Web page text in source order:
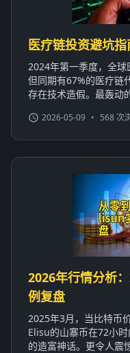
医疗链投资避坑
2024年第一季度，全球
但同期有67%的医疗链
存在技术造假。最轰动
2026-05-09 • 568 次
2026年行情分析
例复盘
2025年3月，当比特币
Elisu的山寨币在72小
的造富神话。更令人震